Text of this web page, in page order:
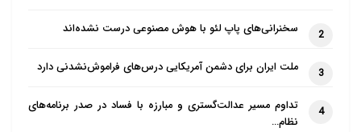
2 سخنرانی‌های پاپ لئو با هوش مصنوعی درست نشده‌اند
3 ملت ایران برای دشمن آمریکایی درس‌های فراموش‌نشدنی دارد
4
تداوم مسیر عدالت‌گستری و مبارزه با فساد در صدر برنامه‌های
نظام…